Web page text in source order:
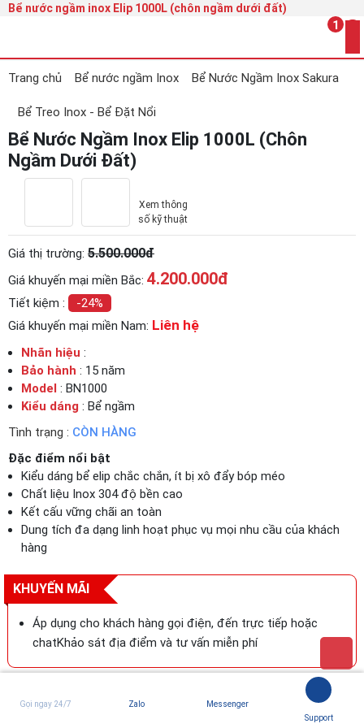
Bể nước ngầm inox Elip 1000L (chôn ngầm dưới đất)
1
Trang chủ Bể nước ngầm Inox Bể Nước Ngầm Inox Sakura
Bể Treo Inox - Bể Đặt Nổi
Bể Nước Ngầm Inox Elip 1000L (Chôn
Ngầm Dưới Đất)
Xem thông
số kỹ thuật
Giá thị trường: 5.500.000đ
Giá khuyến mại miền Bắc: 4.200.000đ
Tiết kiệm :
-24%
Giá khuyến mại miền Nam: Liên hệ
Nhãn hiệu :
Bảo hành : 15 năm
Model : BN1000
Kiểu dáng : Bể ngầm
Tình trạng : CÒN HÀNG
Đặc điểm nổi bật
Kiểu dáng bể elip chắc chắn, ít bị xô đẩy bóp méo
Chất liệu Inox 304 độ bền cao
Kết cấu vững chãi an toàn
Dung tích đa dạng linh hoạt phục vụ mọi nhu cầu của khách
hàng
KHUYẾN MÃI
Áp dụng cho khách hàng gọi điện, đến trực tiếp hoặc
chatKhảo sát địa điểm và tư vấn miễn phí
MUA NGAY THÊM VÀO GIỎ
Tiếp tục mua hàng
Gọi ngay 24/7 Zalo
Messenger
Support